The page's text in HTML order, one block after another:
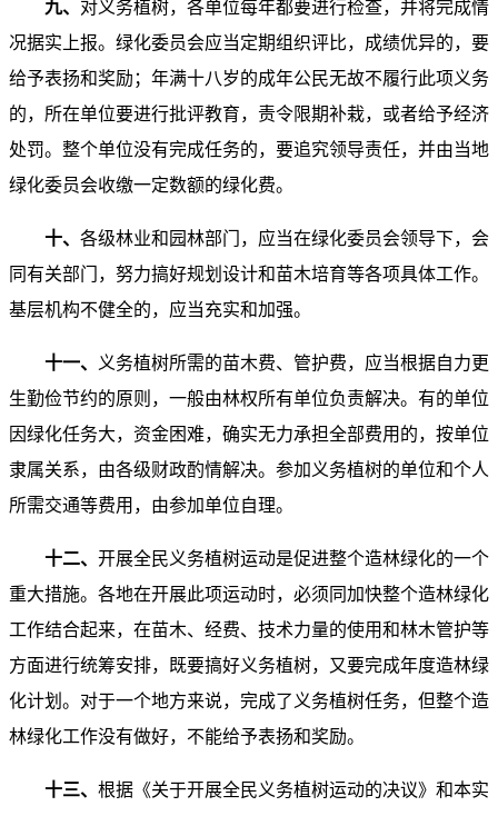
九、 对义务植树，各单位每年都要进行检查，并将完成情
况据实上报。绿化委员会应当定期组织评比，成绩优异的，要
给予表扬和奖励；年满十八岁的成年公民无故不履行此项义务
的，所在单位要进行批评教育，责令限期补栽，或者给予经济
处罚。整个单位没有完成任务的，要追究领导责任，并由当地
绿化委员会收缴一定数额的绿化费。
十、 各级林业和园林部门，应当在绿化委员会领导下，会
同有关部门，努力搞好规划设计和苗木培育等各项具体工作。
基层机构不健全的，应当充实和加强。
十一、
义务植树所需的苗木费、管护费，应当根据自力更
生勤俭节约的原则，一般由林权所有单位负责解决。有的单位
因绿化任务大，资金困难，确实无力承担全部费用的，按单位
隶属关系，由各级财政酌情解决。参加义务植树的单位和个人
所需交通等费用，由参加单位自理。
十二、 开展全民义务植树运动是促进整个造林绿化的一个
重大措施。各地在开展此项运动时，必须同加快整个造林绿化
工作结合起来，在苗木、经费、技术力量的使用和林木管护等
方面进行统筹安排，既要搞好义务植树，又要完成年度造林绿
化计划。对于一个地方来说，完成了义务植树任务，但整个造
林绿化工作没有做好，不能给予表扬和奖励。
十三、 根据《关于开展全民义务植树运动的决议》和本实